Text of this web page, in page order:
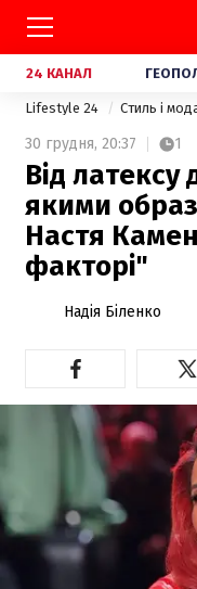
24 КАНАЛ
Lifestyle 24 Стиль і
30 грудня, 20:37 1
Від латексу
якими
Настя
факторі"
Надія Біленко